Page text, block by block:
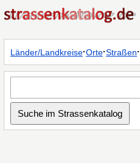
Länder/Landkreise·Orte·Straßen·